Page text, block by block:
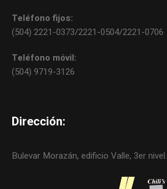
Teléfono fijos:
(504) 2221-0373/2221-0504/2221-0706
Teléfono móvil:
(504) 9719-3126
Dirección:
Bulevar Morazán, edificio Valle, 3er nivel.